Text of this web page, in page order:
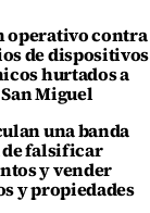
operativo contra
de dispositivos
hurtados a
Miguel
una banda
de falsificar
y vender
y propiedades